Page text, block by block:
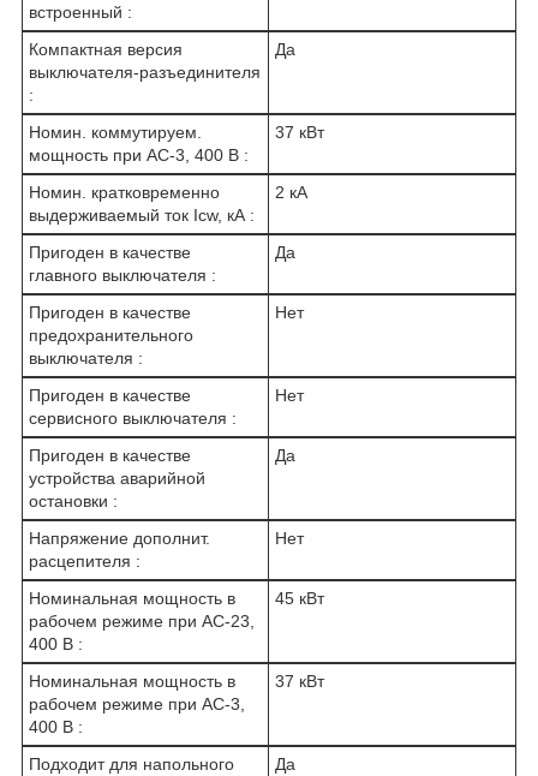
встроенный :
Компактная версия
выключателя-разъединителя
:
Да
Номин. коммутируем.
мощность при AC-3, 400 В :
37 кВт
Номин. кратковременно
выдерживаемый ток Icw, кА :
2 кА
Пригоден в качестве
главного выключателя :
Да
Пригоден в качестве
предохранительного
выключателя :
Нет
Пригоден в качестве
сервисного выключателя :
Нет
Пригоден в качестве
устройства аварийной
остановки :
Да
Напряжение дополнит.
расцепителя :
Нет
Номинальная мощность в
рабочем режиме при AC-23,
400 В :
45 кВт
Номинальная мощность в
рабочем режиме при AC-3,
400 В :
37 кВт
Подходит для напольного
Да